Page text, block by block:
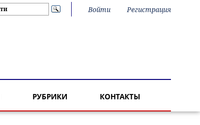
Войти Регистрация
РУБРИКИ КОНТАКТЫ